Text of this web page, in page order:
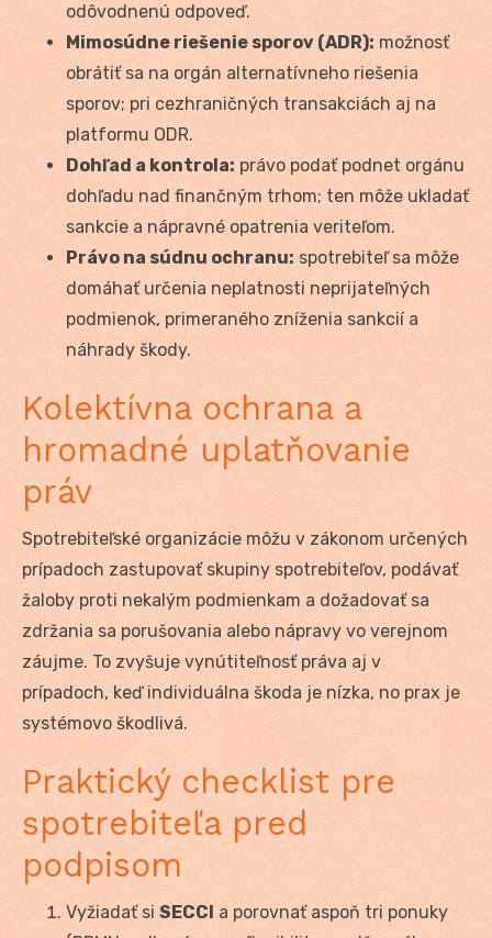
odôvodnenú odpoveď.
Mimosúdne riešenie sporov (ADR): možnosť
obrátiť sa na orgán alternatívneho riešenia
sporov; pri cezhraničných transakciách aj na
platformu ODR.
Dohľad a kontrola: právo podať podnet orgánu
dohľadu nad finančným trhom; ten môže ukladať
sankcie a nápravné opatrenia veriteľom.
Právo na súdnu ochranu: spotrebiteľ sa môže
domáhať určenia neplatnosti neprijateľných
podmienok, primeraného zníženia sankcií a
náhrady škody.
Kolektívna ochrana a
hromadné uplatňovanie
práv
Spotrebiteľské organizácie môžu v zákonom určených
prípadoch zastupovať skupiny spotrebiteľov, podávať
žaloby proti nekalým podmienkam a dožadovať sa
zdržania sa porušovania alebo nápravy vo verejnom
záujme. To zvyšuje vynútiteľnosť práva aj v
prípadoch, keď individuálna škoda je nízka, no prax je
systémovo škodlivá.
Praktický checklist pre
spotrebiteľa pred
podpisom
Vyžiadať si SECCI a porovnať aspoň tri ponuky